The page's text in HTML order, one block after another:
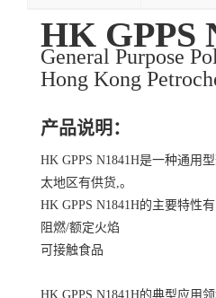
HK GPPS
General Purpose
Hong Kong
产品说明：
HK GPPS N1841H是一种通用
太地区有供货,。
HK GPPS N1841H的主要特性
阻燃/额定火焰
可接触食品
HK GPPS N1841H的典型应用